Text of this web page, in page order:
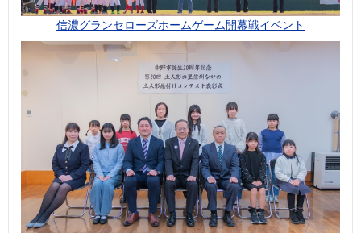
信濃グランセローズホームゲーム開幕戦イベント